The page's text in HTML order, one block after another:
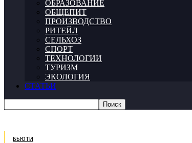
ОБРАЗОВАНИЕ
ОБЩЕПИТ
ПРОИЗВОДСТВО
РИТЕЙЛ
СЕЛЬХОЗ
СПОРТ
ТЕХНОЛОГИИ
ТУРИЗМ
ЭКОЛОГИЯ
СТАТЬИ
БЬЮТИ